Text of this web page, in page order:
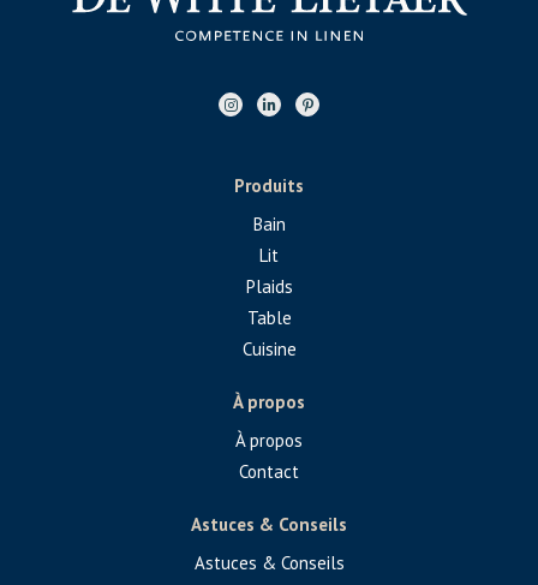
Produits
Bain
Lit
Plaids
Table
Cuisine
À propos
À propos
Contact
Astuces & Conseils
Astuces & Conseils